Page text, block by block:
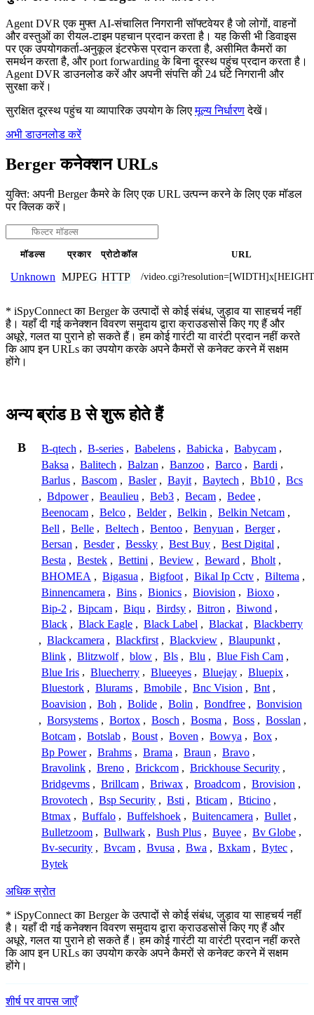
Agent DVR एक मुफ्त AI-संचालित निगरानी सॉफ्टवेयर है जो लोगों, वाहनों
और वस्तुओं का रीयल-टाइम पहचान प्रदान करता है। यह किसी भी डिवाइस
पर एक उपयोगकर्ता-अनुकूल इंटरफेस प्रदान करता है, असीमित कैमरों का
समर्थन करता है, और port forwarding के बिना दूरस्थ पहुंच प्रदान करता है।
Agent DVR डाउनलोड करें और अपनी संपत्ति की 24 घंटे निगरानी और
सुरक्षा करें।
सुरक्षित दूरस्थ पहुंच या व्यापारिक उपयोग के लिएमूल्य निर्धारणदेखें।
अभी डाउनलोड करें
Berger कनेक्शन URLs
युक्ति: अपनी Berger कैमरे के लिए एक URL उत्पन्न करने के लिए एक मॉडल
पर क्लिक करें।
मॉडल्स प्रकार प्रोटोकॉल URL
Unknown MJPEG HTTP /
* iSpyConnect का Berger के उत्पादों से कोई संबंध, जुड़ाव या साहचर्य नहीं
है। यहाँ दी गई कनेक्शन विवरण समुदाय द्वारा क्राउडसोर्स किए गए हैं और
अधूरे, गलत या पुराने हो सकते हैं। हम कोई गारंटी या वारंटी प्रदान नहीं करते
कि आप इन URLs का उपयोग करके अपने कैमरों से कनेक्ट करने में सक्षम
होंगे।
अन्य ब्रांड B से शुरू होते हैं
B B-qtech , B-series , Babelens , Babicka , Babycam ,
Baksa , Balitech , Balzan , Banzoo , Barco , Bardi ,
Barlus , Bascom , Basler , Bayit , Baytech , Bb10 , Bcs
, Bdpower , Beaulieu , Beb3 , Becam , Bedee ,
Beenocam , Belco , Belder , Belkin , Belkin Netcam ,
Bell , Belle , Beltech , Bentoo , Benyuan , Berger ,
Bersan , Besder , Bessky , Best Buy , Best Digital ,
Besta , Bestek , Bettini , Beview , Beward , Bholt ,
BHOMEA , Bigasua , Bigfoot , Bikal Ip Cctv , Biltema ,
Binnencamera , Bins , Bionics , Biovision , Bioxo ,
Bip-2 , Bipcam , Biqu , Birdsy , Bitron , Biwond ,
Black , Black Eagle , Black Label , Blackat , Blackberry
, Blackcamera , Blackfirst , Blackview , Blaupunkt ,
Blink , Blitzwolf , blow , Bls , Blu , Blue Fish Cam ,
Blue Iris , Bluecherry , Blueeyes , Bluejay , Bluepix ,
Bluestork , Blurams , Bmobile , Bnc Vision , Bnt ,
Boavision , Boh , Bolide , Bolin , Bondfree , Bonvision
, Borsystems , Bortox , Bosch , Bosma , Boss , Bosslan ,
Botcam , Botslab , Boust , Boven , Bowya , Box ,
Bp Power , Brahms , Brama , Braun , Bravo ,
Bravolink , Breno , Brickcom , Brickhouse Security ,
Bridgevms , Brillcam , Briwax , Broadcom , Brovision ,
Brovotech , Bsp Security , Bsti , Bticam , Bticino ,
Btmax , Buffalo , Buffelshoek , Buitencamera , Bullet ,
Bulletzoom , Bullwark , Bush Plus , Buyee , Bv Globe ,
Bv-security , Bvcam , Bvusa , Bwa , Bxkam , Bytec ,
Bytek
अधिक स्रोत
* iSpyConnect का Berger के उत्पादों से कोई संबंध, जुड़ाव या साहचर्य नहीं
है। यहाँ दी गई कनेक्शन विवरण समुदाय द्वारा क्राउडसोर्स किए गए हैं और
अधूरे, गलत या पुराने हो सकते हैं। हम कोई गारंटी या वारंटी प्रदान नहीं करते
कि आप इन URLs का उपयोग करके अपने कैमरों से कनेक्ट करने में सक्षम
होंगे।
शीर्ष पर वापस जाएँ